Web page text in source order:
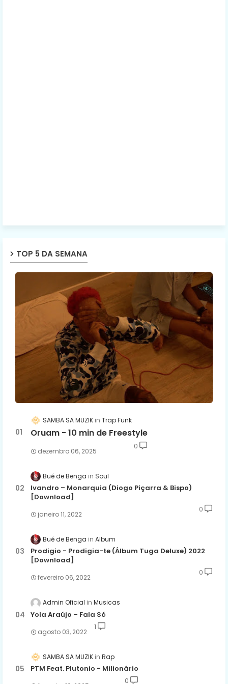
TOP 5 DA SEMANA
SAMBA SA MUZIK Trap Funk
Oruam - 10 min de Freestyle
dezembro 06, 2025
0
Bué de Benga Soul
Ivandro – Monarquia (Diogo Piçarra & Bispo)
[Download]
janeiro 11, 2022
0
Bué de Benga Album
Prodigio - Prodigia-te (Álbum Tuga Deluxe) 2022
[Download]
fevereiro 06, 2022
0
Admin Oficial Musicas
Yola Araújo – Fala Só
agosto 03, 2022
1
SAMBA SA MUZIK Rap
PTM Feat. Plutonio - Milionário
0